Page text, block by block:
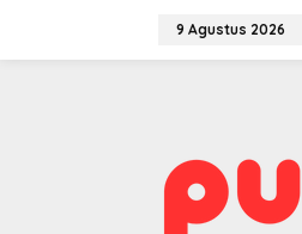
konten
9 Agustus 2026